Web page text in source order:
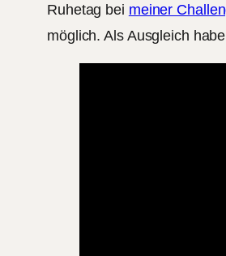
Ruhetag bei meiner
möglich. Als Ausgleich